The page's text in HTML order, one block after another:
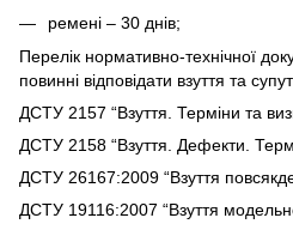
ремені – 30 днів;
Перелік нормативно-технічної
повинні відповідати взуття та
ДСТУ 2157 “Взуття. Терміни та
ДСТУ 2158 “Взуття. Дефекти.
ДСТУ 26167:2009 “Взуття
ДСТУ 19116:2007 “Взуття